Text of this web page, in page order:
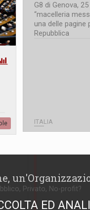
G8 di Genova,
“macelleria
una delle pagine
Repubblica
ITALIA
Privato, No-profit?
ED